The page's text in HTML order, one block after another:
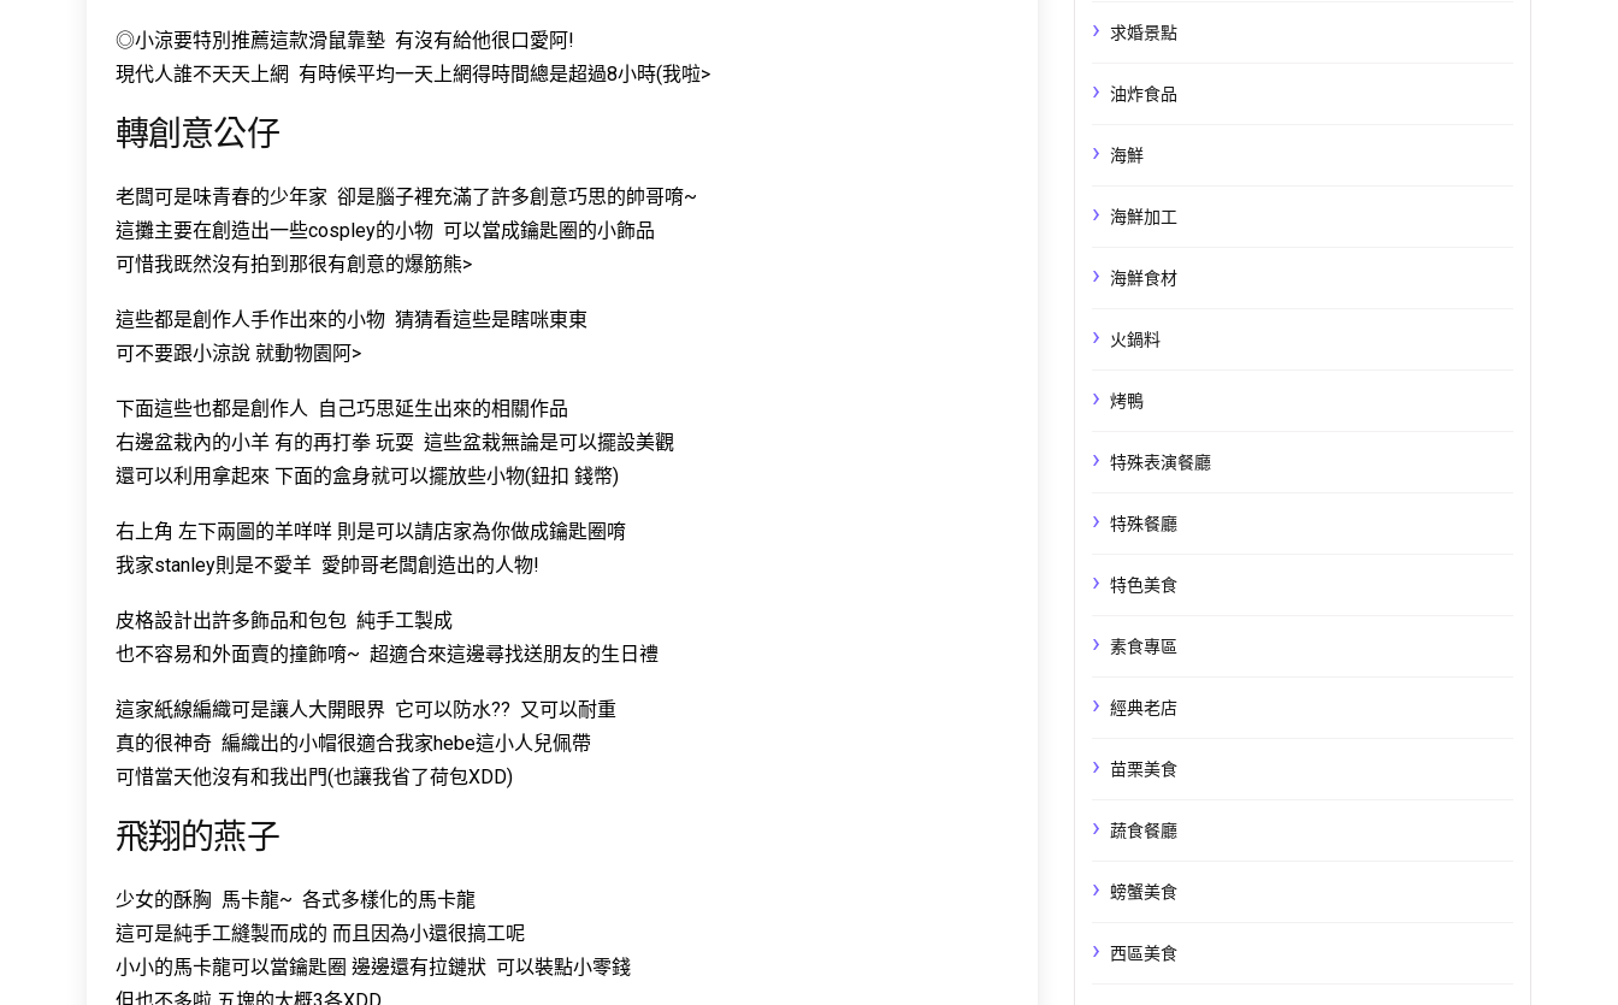
◎小涼要特別推薦這款滑鼠靠墊 有沒有給他很口愛阿!
現代人誰不天天上網 有時候平均一天上網得時間總是超過8小時(我啦>
轉創意公仔
老闆可是味青春的少年家 卻是腦子裡充滿了許多創意巧思的帥哥唷~
這攤主要在創造出一些cospley的小物 可以當成鑰匙圈的小飾品
可惜我既然沒有拍到那很有創意的爆筋熊>
這些都是創作人手作出來的小物 猜猜看這些是瞎咪東東
可不要跟小涼說 就動物園阿>
下面這些也都是創作人 自己巧思延生出來的相關作品
右邊盆栽內的小羊 有的再打拳 玩耍 這些盆栽無論是可以擺設美觀
還可以利用拿起來 下面的盒身就可以擺放些小物(鈕扣 錢幣)
右上角 左下兩圖的羊咩咩 則是可以請店家為你做成鑰匙圈唷
我家stanley則是不愛羊 愛帥哥老闆創造出的人物!
皮格設計出許多飾品和包包 純手工製成
也不容易和外面賣的撞飾唷~ 超適合來這邊尋找送朋友的生日禮
這家紙線編織可是讓人大開眼界 它可以防水?? 又可以耐重
真的很神奇 編織出的小帽很適合我家hebe這小人兒佩帶
可惜當天他沒有和我出門(也讓我省了荷包XDD)
飛翔的燕子
少女的酥胸 馬卡龍~ 各式多樣化的馬卡龍
這可是純手工縫製而成的 而且因為小還很搞工呢
小小的馬卡龍可以當鑰匙圈 邊邊還有拉鏈狀 可以裝點小零錢
求婚景點
油炸食品
海鮮
海鮮加工
海鮮食材
火鍋料
烤鴨
特殊表演餐廳
特殊餐廳
特色美食
素食專區
經典老店
苗栗美食
蔬食餐廳
螃蟹美食
西區美食